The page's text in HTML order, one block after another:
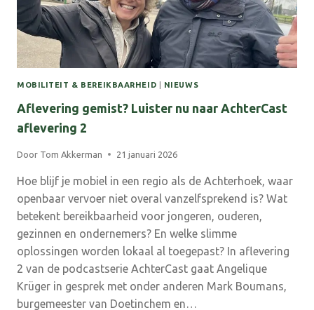
MOBILITEIT & BEREIKBAARHEID NIEUWS
Aflevering gemist? Luister nu naar AchterCast
aflevering 2
Door Tom Akkerman 21 januari 2026
Hoe blijf je mobiel in een regio als de Achterhoek, waar
openbaar vervoer niet overal vanzelfsprekend is? Wat
betekent bereikbaarheid voor jongeren, ouderen,
gezinnen en ondernemers? En welke slimme
oplossingen worden lokaal al toegepast? In aflevering
2 van de podcastserie AchterCast gaat Angelique
Krüger in gesprek met onder anderen Mark Boumans,
burgemeester van Doetinchem en…